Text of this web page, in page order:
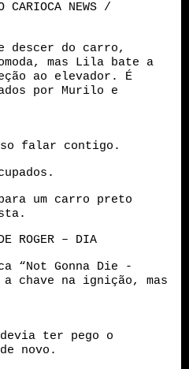
CARIOCA NEWS /
descer do carro,
mas Lila bate a
ao elevador. É
por Murilo e
falar contigo.
para um carro preto
ROGER – DIA
“Not Gonna Die -
chave na ignição, mas
ter pego o
novo.